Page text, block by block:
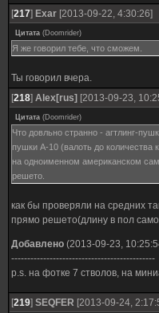
[217] Exar [2013-09-22, 4:30:26]
Цитата (Doomrider)
Я же говорил тебе, что сможем.
Ты говорил вчера.
[218] Alex[rus] [2013-09-23,
Цитата (Doomrider)
Что довльно странно - агтлинг-
пушки А-10 (валоть до количества
на одноименном американском
решето.
как бы проверяли на средних
прямо решето(длину в пол
Добавлено (2013-09-23,
---------------------------------------------
p.s. на фотке 7 стволов, на
[219] SEQFER [2013-09-24,